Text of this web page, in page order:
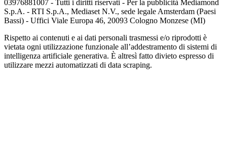
03976881007 - Tutti i diritti riservati - Per la pubblicità Mediamond
S.p.A. - RTI S.p.A., Mediaset N.V., sede legale Amsterdam (Paesi
Bassi) - Uffici Viale Europa 46, 20093 Cologno Monzese (MI)
Rispetto ai contenuti e ai dati personali trasmessi e/o riprodotti è
vietata ogni utilizzazione funzionale all’addestramento di sistemi di
intelligenza artificiale generativa. È altresì fatto divieto espresso di
utilizzare mezzi automatizzati di data scraping.